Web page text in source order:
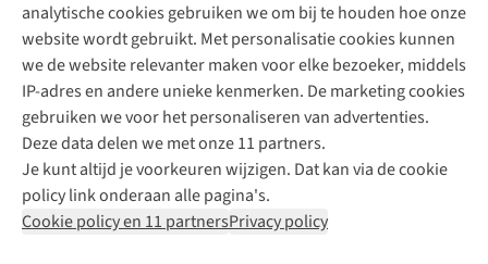
analytische cookies gebruiken we om bij te houden hoe onze
website wordt gebruikt. Met personalisatie cookies kunnen
we de website relevanter maken voor elke bezoeker, middels
IP-adres en andere unieke kenmerken. De marketing cookies
gebruiken we voor het personaliseren van advertenties.
Deze data delen we met onze 11 partners.
Je kunt altijd je voorkeuren wijzigen. Dat kan via de cookie
policy link onderaan alle pagina's.
Cookie policy en 11 partnersPrivacy policy
Contactformulier